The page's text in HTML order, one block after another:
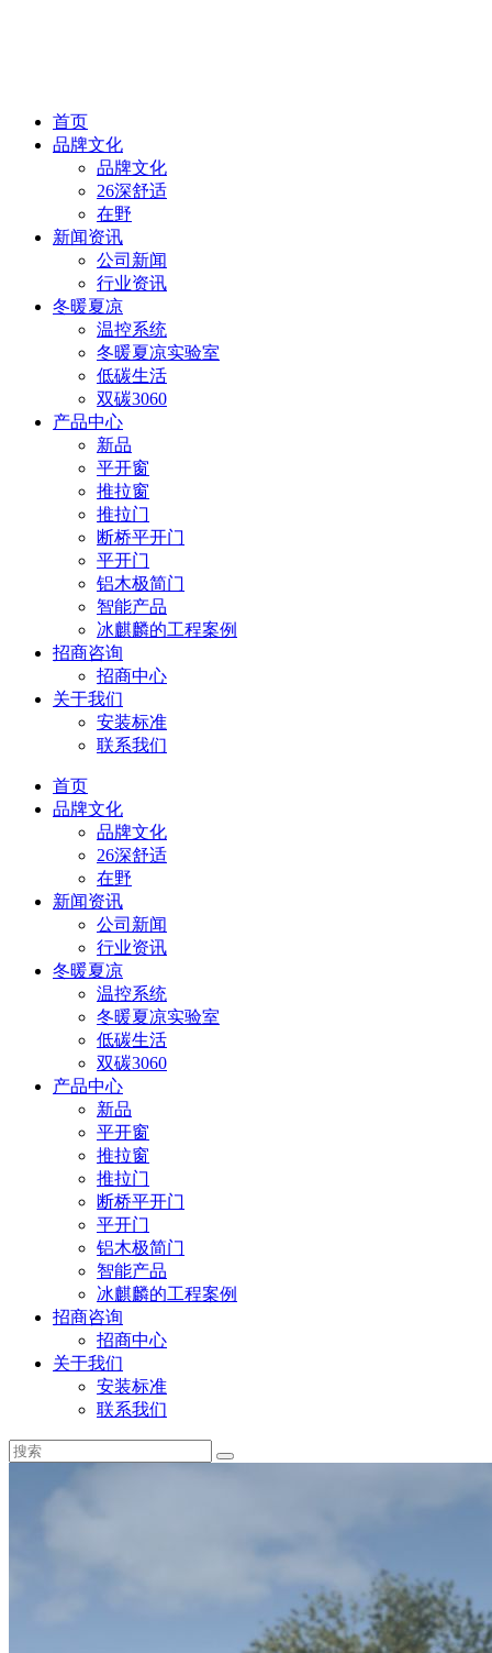
首页
品牌文化
品牌文化
26深舒适
在野
新闻资讯
公司新闻
行业资讯
冬暖夏凉
温控系统
冬暖夏凉实验室
低碳生活
双碳3060
产品中心
新品
平开窗
推拉窗
推拉门
断桥平开门
平开门
铝木极简门
智能产品
冰麒麟的工程案例
招商咨询
招商中心
关于我们
安装标准
联系我们
首页
品牌文化
品牌文化
26深舒适
在野
新闻资讯
公司新闻
行业资讯
冬暖夏凉
温控系统
冬暖夏凉实验室
低碳生活
双碳3060
产品中心
新品
平开窗
推拉窗
推拉门
断桥平开门
平开门
铝木极简门
智能产品
冰麒麟的工程案例
招商咨询
招商中心
关于我们
安装标准
联系我们